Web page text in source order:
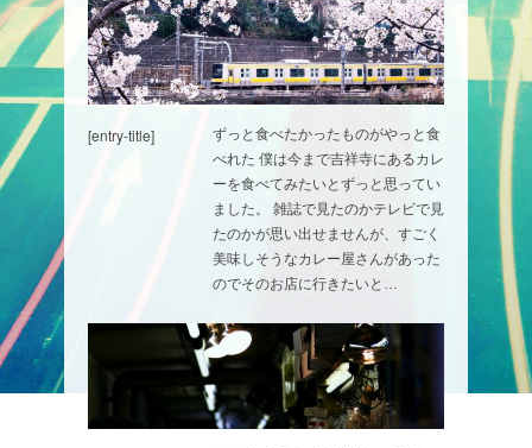
[entry-title]
ずっと食べたかったものがやっと食
べれた 僕は今まで吉祥寺にあるカレ
ーを食べてみたいとずっと思ってい
ました。 雑誌で見たのかテレビで見
たのかが思い出せませんが、すごく
美味しそうなカレー屋さんがあった
のでそのお店に行きたいと…